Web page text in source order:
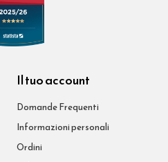
Il tuo account
Domande Frequenti
Informazioni personali
Ordini